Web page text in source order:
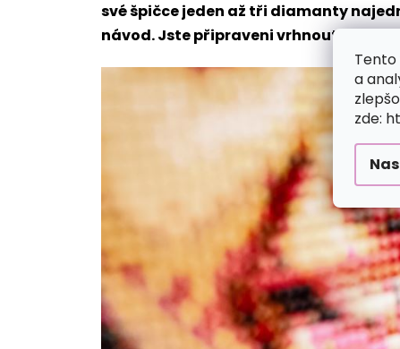
a
zde:
své špičce jeden až tři diamanty
návod. Jste připraveni vrhnout se do